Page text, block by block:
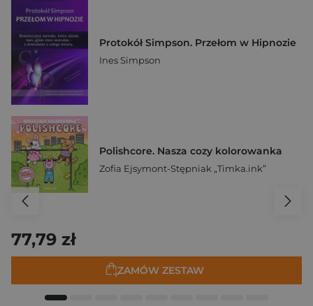
Protokół Simpson. Przełom w Hipnozie
Ines Simpson
Polishcore. Nasza cozy kolorowanka
Zofia Ejsymont-Stępniak „Timka.ink”
77,79 zł
ZAMÓW ZESTAW